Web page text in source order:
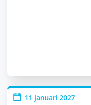
11 januari 2027